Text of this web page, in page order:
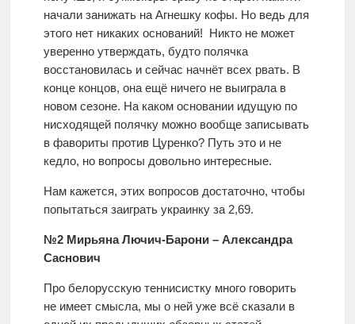
начали занижать на Агнешку кофы. Но ведь для
этого нет никаких оснований! Никто не может
уверенно утверждать, будто полячка
восстановилась и сейчас начнёт всех рвать. В
конце концов, она ещё ничего не выиграла в
новом сезоне. На каком основании идущую по
нисходящей полячку можно вообще записывать
в фавориты против Цуренко? Путь это и не
кедло, но вопросы довольно интересные.
Нам кажется, этих вопросов достаточно, чтобы
попытаться заиграть украинку за 2,69.
№2 Мирьяна Лючич-Барони – Александра
Саснович
Про белорусскую теннисистку много говорить
не имеет смысла, мы о ней уже всё сказали в